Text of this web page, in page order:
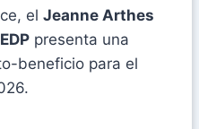
el Jeanne Arthes
presenta una
beneficio para el